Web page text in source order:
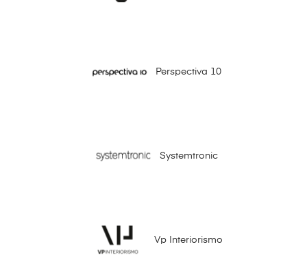
Perspectiva 10
Systemtronic
Vp Interiorismo